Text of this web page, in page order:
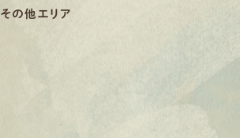
その他エリア